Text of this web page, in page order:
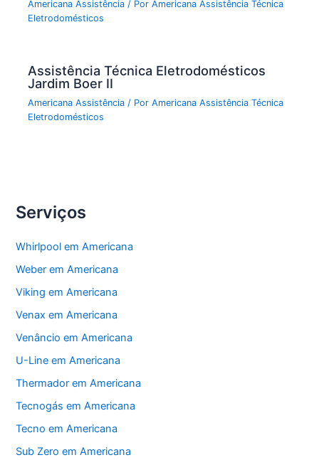
Americana Assistência / PorAmericana Assistência Técnica
Eletrodomésticos
Assistência Técnica Eletrodomésticos
Jardim Boer II
Americana Assistência / PorAmericana Assistência Técnica
Eletrodomésticos
Serviços
Whirlpool em Americana
Weber em Americana
Viking em Americana
Venax em Americana
Venâncio em Americana
U-Line em Americana
Thermador em Americana
Tecnogás em Americana
Tecno em Americana
Sub Zero em Americana